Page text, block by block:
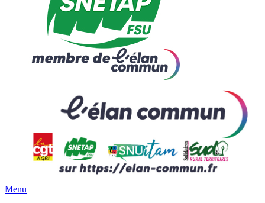
Menu